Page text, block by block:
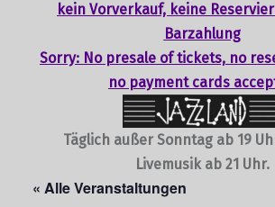
kein Vorverkauf, keine
Barzahlung
Sorry: No presale of tickets, no
no payment cards
Täglich außer Sonntag ab 19
Livemusik ab 21 Uhr.
« Alle Veranstaltungen